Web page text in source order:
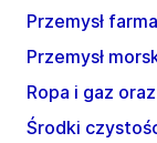
Przemysł
Przemysł
Ropa i gaz
Środki